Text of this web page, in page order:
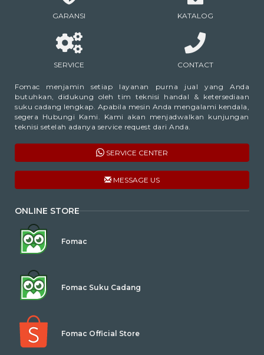
GARANSI KATALOG
SERVICE CONTACT
Fomac menjamin setiap layanan purna jual yang Anda
butuhkan, didukung oleh tim teknisi handal & ketersediaan
suku cadang lengkap. Apabila mesin Anda mengalami kendala,
segera Hubungi Kami. Kami akan menjadwalkan kunjungan
teknisi setelah adanya service request dari Anda.
SERVICE CENTER
MESSAGE US
ONLINE STORE
Fomac
Fomac Official Store
Fomac Suku Cadang